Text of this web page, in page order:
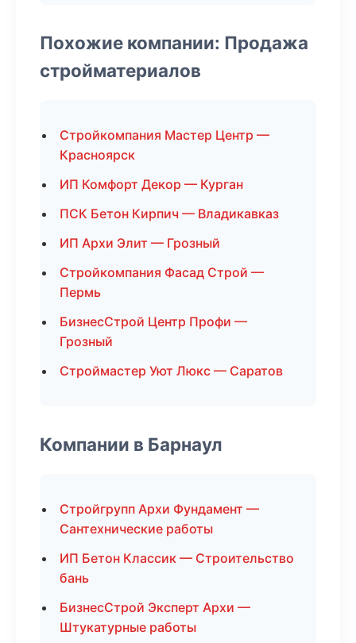
Похожие компании: Продажа
стройматериалов
Стройкомпания Мастер Центр —
Красноярск
ИП Комфорт Декор — Курган
ПСК Бетон Кирпич — Владикавказ
ИП Архи Элит — Грозный
Стройкомпания Фасад Строй —
Пермь
БизнесСтрой Центр Профи —
Грозный
Строймастер Уют Люкс — Саратов
Компании в Барнаул
Стройгрупп Архи Фундамент —
Сантехнические работы
ИП Бетон Классик — Строительство
бань
БизнесСтрой Эксперт Архи —
Штукатурные работы